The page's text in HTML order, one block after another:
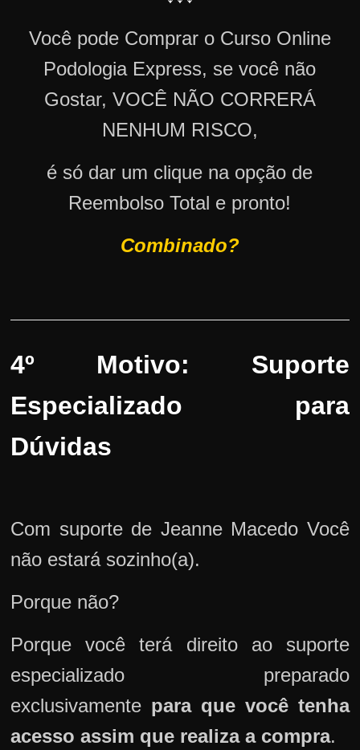
Você pode Comprar o Curso Online
Podologia Express, se você não
Gostar, VOCÊ NÃO CORRERÁ
NENHUM RISCO,
é só dar um clique na opção de
Reembolso Total e pronto!
Combinado?
4º Motivo: Suporte
Especializado para
Dúvidas
Com suporte de Jeanne Macedo Você
não estará sozinho(a).
Porque não?
Porque você terá direito ao suporte
especializado preparado
exclusivamente para que você tenha
acesso assim que realiza a compra.